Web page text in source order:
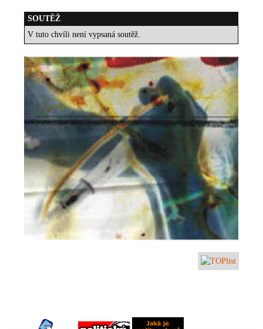
SOUTĚŽ
V tuto chvíli není vypsaná soutěž.